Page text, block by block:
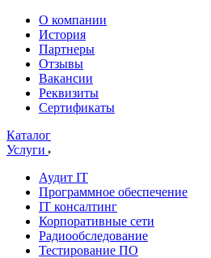
О компании
История
Партнеры
Отзывы
Вакансии
Реквизиты
Сертификаты
Каталог
Услуги
Аудит IT
Программное обеспечение
IT консалтинг
Корпоративные сети
Радиообследование
Тестирование ПО